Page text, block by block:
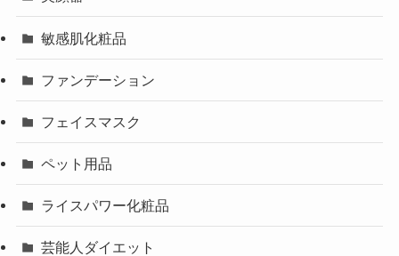
敏感肌化粧品
ファンデーション
フェイスマスク
ペット用品
ライスパワー化粧品
芸能人ダイエット